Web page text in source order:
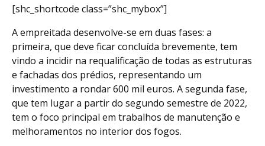
[shc_shortcode class=”shc_mybox”]
A empreitada desenvolve-se em duas fases: a
primeira, que deve ficar concluída brevemente, tem
vindo a incidir na requalificação de todas as estruturas
e fachadas dos prédios, representando um
investimento a rondar 600 mil euros. A segunda fase,
que tem lugar a partir do segundo semestre de 2022,
tem o foco principal em trabalhos de manutenção e
melhoramentos no interior dos fogos.